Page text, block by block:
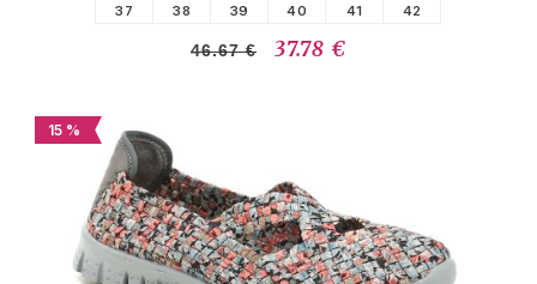
37 38 39 40 41 42
46.67 € 37.78 €
15 %